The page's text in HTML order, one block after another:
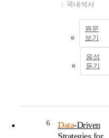
국내석사
원문
보기
음성
듣기
6 Data-Driven